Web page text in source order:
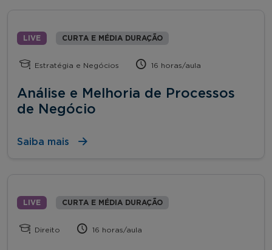
LIVE CURTA E MÉDIA DURAÇÃO
Estratégia e Negócios 16 horas/aula
Análise e Melhoria de Processos
de Negócio
Saiba mais
LIVE CURTA E MÉDIA DURAÇÃO
Direito 16 horas/aula